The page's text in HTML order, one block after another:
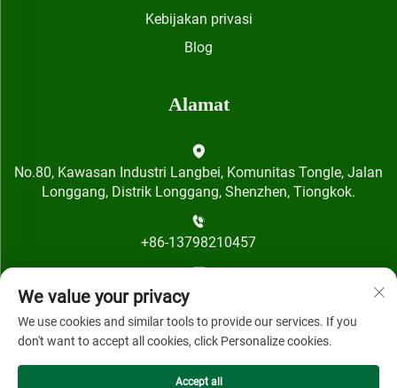
Kebijakan privasi
Blog
Alamat
No.80, Kawasan Industri Langbei, Komunitas Tongle, Jalan
Longgang, Distrik Longgang, Shenzhen, Tiongkok.
+86-13798210457
[email protected]
We value your privacy
We use cookies and similar tools to provide our services. If you
don't want to accept all cookies, click Personalize cookies.
Accept all